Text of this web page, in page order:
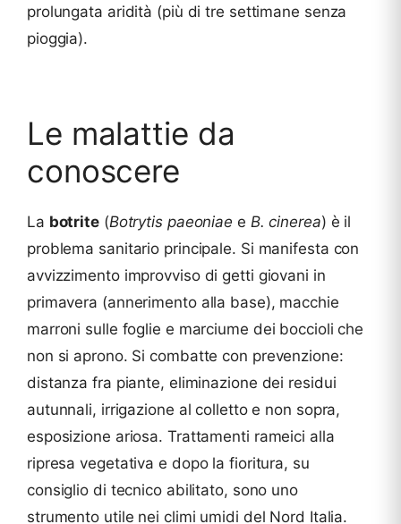
prolungata aridità (più di tre settimane senza
pioggia).
Le malattie da
conoscere
La botrite (Botrytis paeoniae e B. cinerea) è il
problema sanitario principale. Si manifesta con
avvizzimento improvviso di getti giovani in
primavera (annerimento alla base), macchie
marroni sulle foglie e marciume dei boccioli che
non si aprono. Si combatte con prevenzione:
distanza fra piante, eliminazione dei residui
autunnali, irrigazione al colletto e non sopra,
esposizione ariosa. Trattamenti rameici alla
ripresa vegetativa e dopo la fioritura, su
consiglio di tecnico abilitato, sono uno
strumento utile nei climi umidi del Nord Italia.